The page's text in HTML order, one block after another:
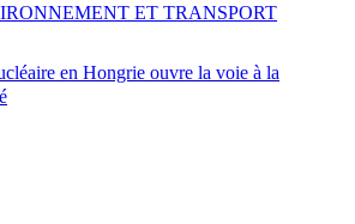
en Hongrie ouvre la voie à la
ET TRANSPORT